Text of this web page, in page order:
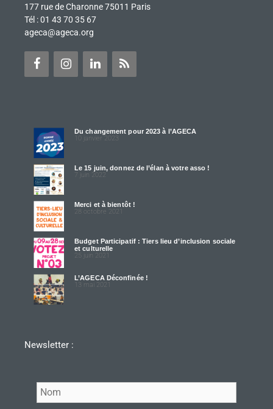
177 rue de Charonne 75011 Paris
Tél : 01 43 70 35 67
ageca@ageca.org
Du changement pour 2023 à l’AGECA
10 janvier 2023
Le 15 juin, donnez de l’élan à votre asso !
7 juin 2022
Merci et à bientôt !
28 octobre 2021
Budget Participatif : Tiers lieu d’inclusion sociale
et culturelle
25 juin 2021
L’AGECA Déconfinée !
13 mai 2021
Newsletter :